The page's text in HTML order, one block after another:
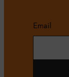
Email